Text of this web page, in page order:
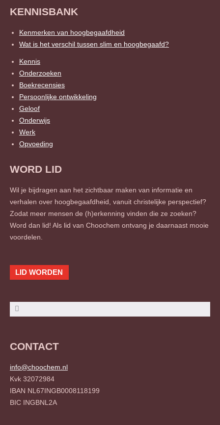
KENNISBANK
Kenmerken van hoogbegaafdheid
Wat is het verschil tussen slim en hoogbegaafd?
Kennis
Onderzoeken
Boekrecensies
Persoonlijke ontwikkeling
Geloof
Onderwijs
Werk
Opvoeding
WORD LID
Wil je bijdragen aan het zichtbaar maken van informatie en
verhalen over hoogbegaafdheid, vanuit christelijke perspectief?
Zodat meer mensen de (h)erkenning vinden die ze zoeken?
Word dan lid! Als lid van Choochem ontvang je daarnaast mooie
voordelen.
LID WORDEN
Zoeken
Zoeken
CONTACT
info@choochem.nl
Kvk 32072984
IBAN NL67INGB0008118199
BIC INGBNL2A